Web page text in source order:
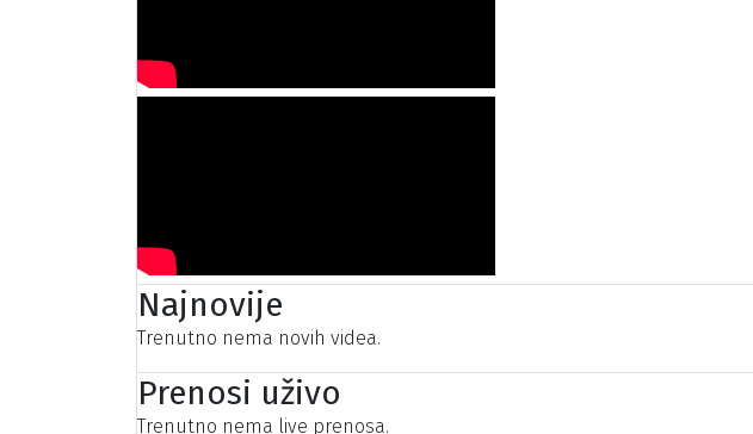
Najnovije
Trenutno nema novih videa.
Prenosi uživo
Trenutno nema live prenosa.